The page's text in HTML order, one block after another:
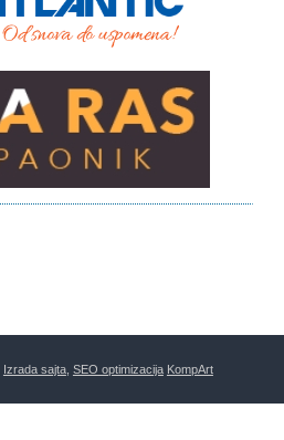
Izrada sajta, SEO optimizacija KompArt